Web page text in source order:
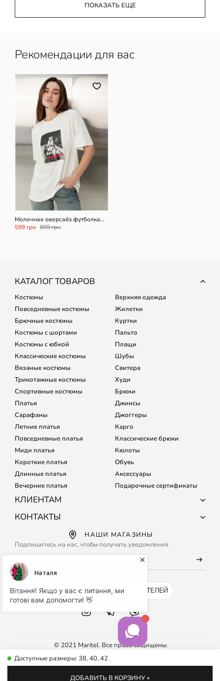
ПОКАЗАТЬ ЕЩЕ
Доступные размеры: 38, 40, 42
ДОБАВИТЬ В КОРЗИНУ +
Рекомендации для вас
L/XXL
Молочная оверсайз футболка
Besties power
599 грн 899 грн
КЛИЕНТАМ
О компании
Частые вопросы
Договор оферты
Условия использования сайта
Бонусная программа
КАТАЛОГ ТОВАРОВ
Костюмы
Повседневные костюмы
Брючные костюмы
Костюмы с шортами
Костюмы с юбкой
Классические костюмы
Вязаные костюмы
Трикотажные костюмы
Спортивные костюмы
Платья
Сарафаны
Летние платья
Повседневные платья
Миди платья
Короткие платья
Длинные платья
Вечерние платья
Верхняя одежда
Жилетки
Куртки
Пальто
Плащи
Шубы
Свитера
Худи
Брюки
Джинсы
Джоггеры
Карго
Классические брюки
Кюлоты
Обувь
Аксессуары
Подарочные сертификаты
КОНТАКТЫ
+38 (067) 127-68-15
+38 (067) 133-64-80
info@maritel.com.ua
НАШИ МАГАЗИНЫ
INSTAGRAM - 500K ЧИТАТЕЛЕЙ
Подпишитесь на нас, чтобы получать уведомления
© 2021 Maritel. Все права защищены